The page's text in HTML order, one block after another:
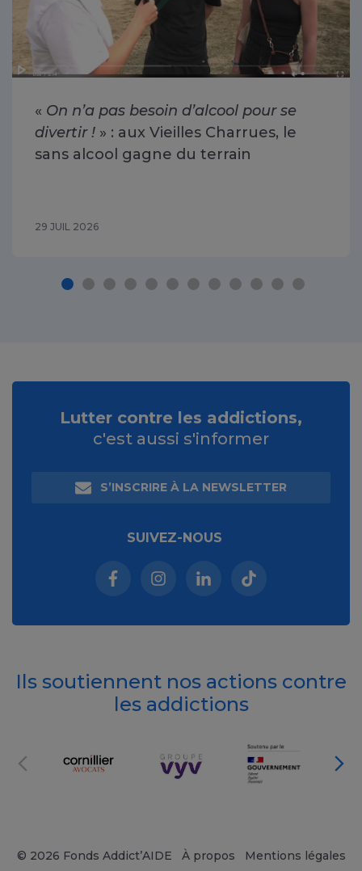
« On n’a pas besoin d’alcool pour se
divertir ! » : aux Vieilles Charrues, le
sans alcool gagne du terrain
29 JUIL 2026
Lutter contre les addictions,
c'est aussi s'informer
S’INSCRIRE À LA NEWSLETTER
SUIVEZ-NOUS
Facebook (nouvelle fenêtre)
Instagram (nouvelle fenêtre)
Linkedin (nouvelle
Tiktok (nouvelle
Ils soutiennent nos actions contre
les addictions
© 2026 Fonds Addict’AIDE À propos Mentions légales